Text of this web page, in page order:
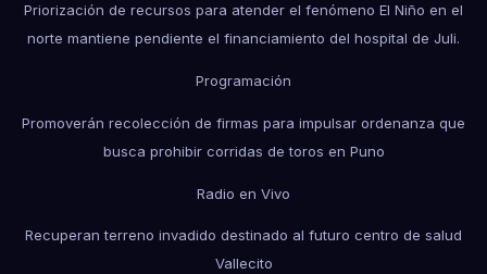
Priorización de recursos para atender el fenómeno El Niño en el
norte mantiene pendiente el financiamiento del hospital de Juli.
Programación
Promoverán recolección de firmas para impulsar ordenanza que
busca prohibir corridas de toros en Puno
Radio en Vivo
Recuperan terreno invadido destinado al futuro centro de salud
Vallecito